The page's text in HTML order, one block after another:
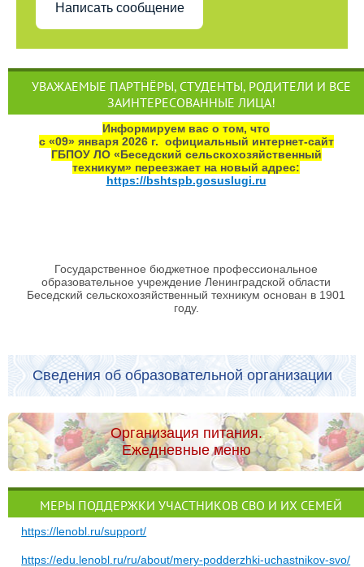
Написать сообщение
УВАЖАЕМЫЕ ПАРТНЁРЫ, СТУДЕНТЫ, РОДИТЕЛИ И ВСЕ
ЗАИНТЕРЕСОВАННЫЕ ЛИЦА!
Информируем вас о том, что
с «09» января 2026 г. официальный интернет‑сайт
ГБПОУ ЛО «Беседский сельскохозяйственный
техникум» переезжает на новый адрес:
https://bshtspb.gosuslugi.ru
Государственное бюджетное профессиональное
образовательное учреждение Ленинградской области
Беседский сельскохозяйственный техникум основан в 1901
году.
Сведения об образовательной организации
Организация питания.
Ежедневные меню
МЕРЫ ПОДДЕРЖКИ УЧАСТНИКОВ СВО И ИХ СЕМЕЙ
https://lenobl.ru/support/
https://edu.lenobl.ru/ru/about/mery-podderzhki-uchastnikov-svo/